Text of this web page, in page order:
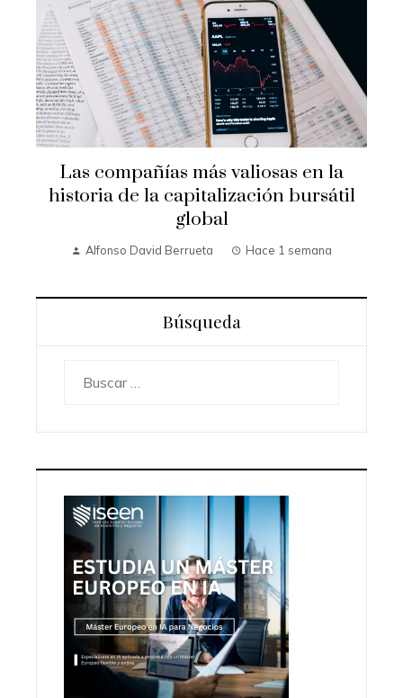
Las compañías más valiosas en la
historia de la capitalización bursátil
global
Alfonso David Berrueta Hace 1 semana
Búsqueda